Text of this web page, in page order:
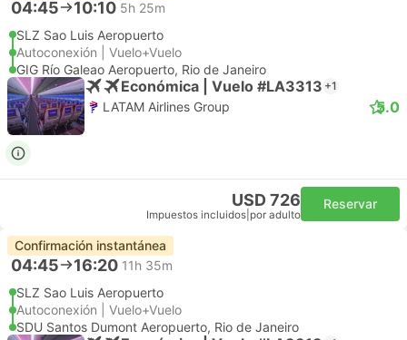
04:45 10:10 5h 25m
SLZ Sao Luis Aeropuerto
Autoconexión | Vuelo+Vuelo
GIG Río Galeao Aeropuerto, Rio de Janeiro
Económica | Vuelo #LA3313 +1
LATAM Airlines Group 5.0
USD 726
Impuestos incluidos por adulto
Reservar
Confirmación instantánea
04:45 16:20 11h 35m
SLZ Sao Luis Aeropuerto
Autoconexión | Vuelo+Vuelo
SDU Santos Dumont Aeropuerto, Rio de Janeiro